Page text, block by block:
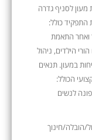
מעון לסניף גדרה
כולל:
ואחר התאמת
הילדים, ניהול
במעון. תנאים
הכולל:
לנשים
הובלה/חינוך